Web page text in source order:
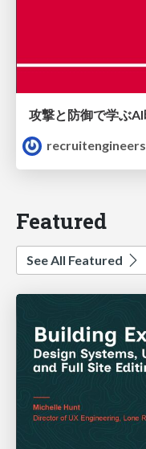
recruitengineers
Featured
See All Featured